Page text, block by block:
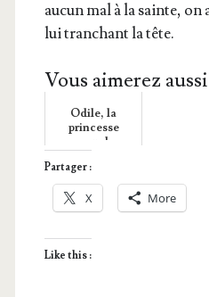
aucun mal à la sainte, on
lui tran­chant la tête.
Vous aimerez
Odile, la
princesse
aveugle
Partager :
X More
Like this :